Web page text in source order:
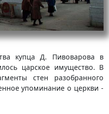
купца Д. Пивоварова в
царское имущество. В
стен разобранного
упоминание о церкви -